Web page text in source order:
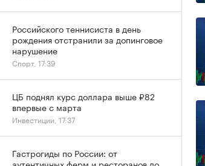
Российского теннисиста в день
рождения отстранили за допинговое
нарушение
Спорт, 17:39
ЦБ поднял курс доллара выше ₽82
впервые с марта
Инвестиции, 17:37
Гастрогиды по России: от